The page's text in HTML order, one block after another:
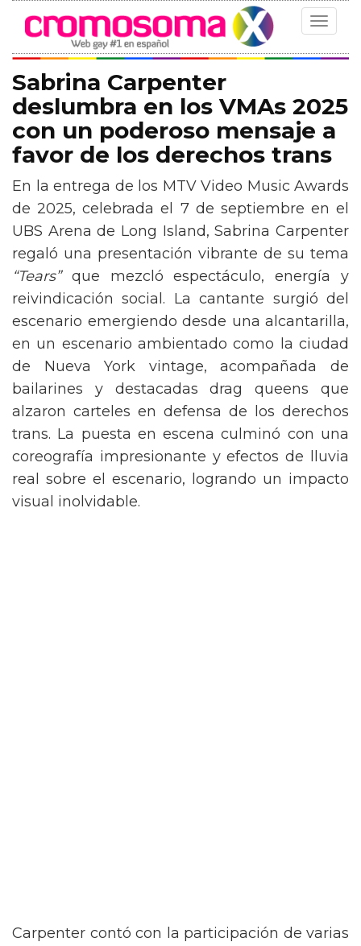
Toggle
Sabrina Carpenter
deslumbra en los VMAs 2025
con un poderoso mensaje a
favor de los derechos trans
En la entrega de los MTV Video Music Awards
de 2025, celebrada el 7 de septiembre en el
UBS Arena de Long Island, Sabrina Carpenter
regaló una presentación vibrante de su tema
“Tears”que mezcló espectáculo, energía y
reivindicación social. La cantante surgió del
escenario emergiendo desde una alcantarilla,
en un escenario ambientado como la ciudad
de Nueva York vintage, acompañada de
bailarines y destacadas drag queens que
alzaron carteles en defensa de los derechos
trans. La puesta en escena culminó con una
coreografía impresionante y efectos de lluvia
real sobre el escenario, logrando un impacto
visual inolvidable.
Carpenter contó con la participación de varias